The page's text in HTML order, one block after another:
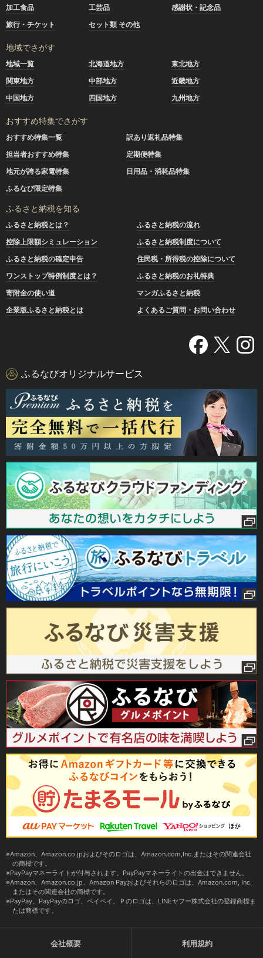
加工食品
工芸品
感謝状・記念品
旅行・チケット
セット類 その他
地域でさがす
地域一覧 北海道地方
東北地方
関東地方
中部地方
近畿地方
中国地方
四国地方 九州地方
おすすめ特集でさがす
おすすめ特集一覧
訳あり返礼品特集
担当者おすすめ特集
定期便特集
地元が誇る家電特集
日用品・消耗品特集
ふるなび限定特集
ふるさと納税を知る
ふるさと納税とは？
ふるさと納税の流れ
控除上限額シミュレーション
ふるさと納税制度について
ふるさと納税の確定申告
住民税・所得税の控除について
ワンストップ特例制度とは？
ふるさと納税のお礼特典
寄附金の使い道
マンガふるさと納税
企業版ふるさと納税とは
よくあるご質問・お問い合わせ
ふるなびオリジナルサービス
Amazon、Amazon.co.jpおよびそのロゴは、Amazon.com,Inc.またはその関連会社
の商標です。
PayPayマネーライトが付与されます。PayPayマネーライトの出金はできません。
Amazon、Amazon.co.jp、Amazon Payおよびそれらのロゴは、Amazon.com, Inc.
またはその関連会社の商標です。
PayPay、PayPayのロゴ、ペイペイ、Ｐのロゴは、LINEヤフー株式会社の登録商標ま
たは商標です。
会社概要 利用規約